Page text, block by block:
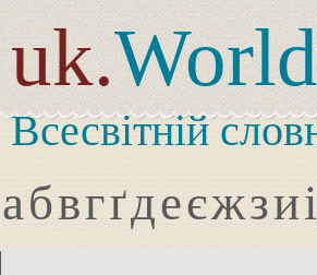
uk.
Всесвітній
абвгґдеєжзиі